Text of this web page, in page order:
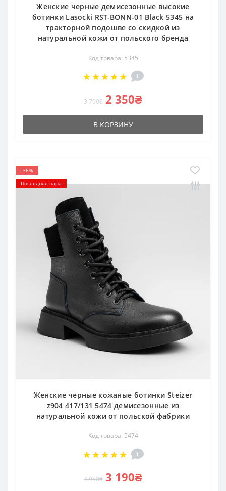
Женские черные демисезонные высокие
ботинки Lasocki RST-BONN-01 Black 5345 на
тракторной подошве со скидкой из
натуральной кожи от польского бренда
Код товара: 5345
1
3 790₴ 2 350₴
В КОРЗИНУ
-36%
Последняя пара
Женские черные кожаные ботинки Steizer
z904 417/131 5474 демисезонные из
натуральной кожи от польской фабрики
Код товара: 5474
1
4 950₴ 3 190₴